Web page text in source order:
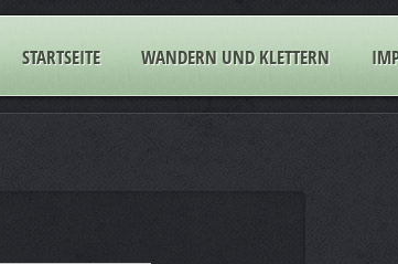
STARTSEITE WANDERN UND KLETTERN